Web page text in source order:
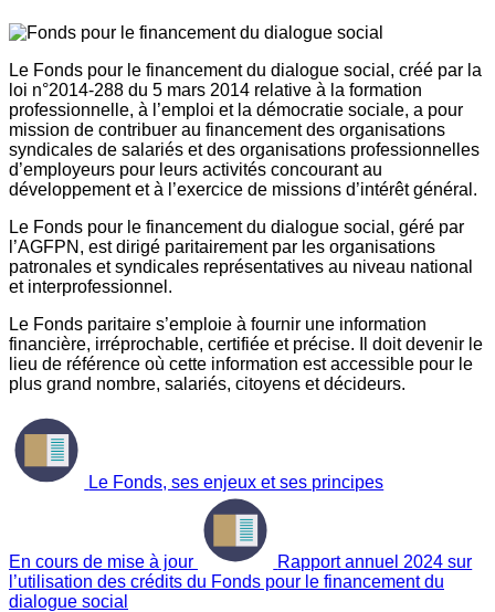
Le Fonds pour le financement du dialogue social, créé par la
loi n°2014-288 du 5 mars 2014 relative à la formation
professionnelle, à l’emploi et la démocratie sociale, a pour
mission de contribuer au financement des organisations
syndicales de salariés et des organisations professionnelles
d’employeurs pour leurs activités concourant au
développement et à l’exercice de missions d’intérêt général.
Le Fonds pour le financement du dialogue social, géré par
l’AGFPN, est dirigé paritairement par les organisations
patronales et syndicales représentatives au niveau national
et interprofessionnel.
Le Fonds paritaire s’emploie à fournir une information
financière, irréprochable, certifiée et précise. Il doit devenir le
lieu de référence où cette information est accessible pour le
plus grand nombre, salariés, citoyens et décideurs.
Le Fonds, ses enjeux et ses principes
En cours de mise à jour
Rapport annuel 2024 sur
l’utilisation des crédits du Fonds pour le financement du
dialogue social